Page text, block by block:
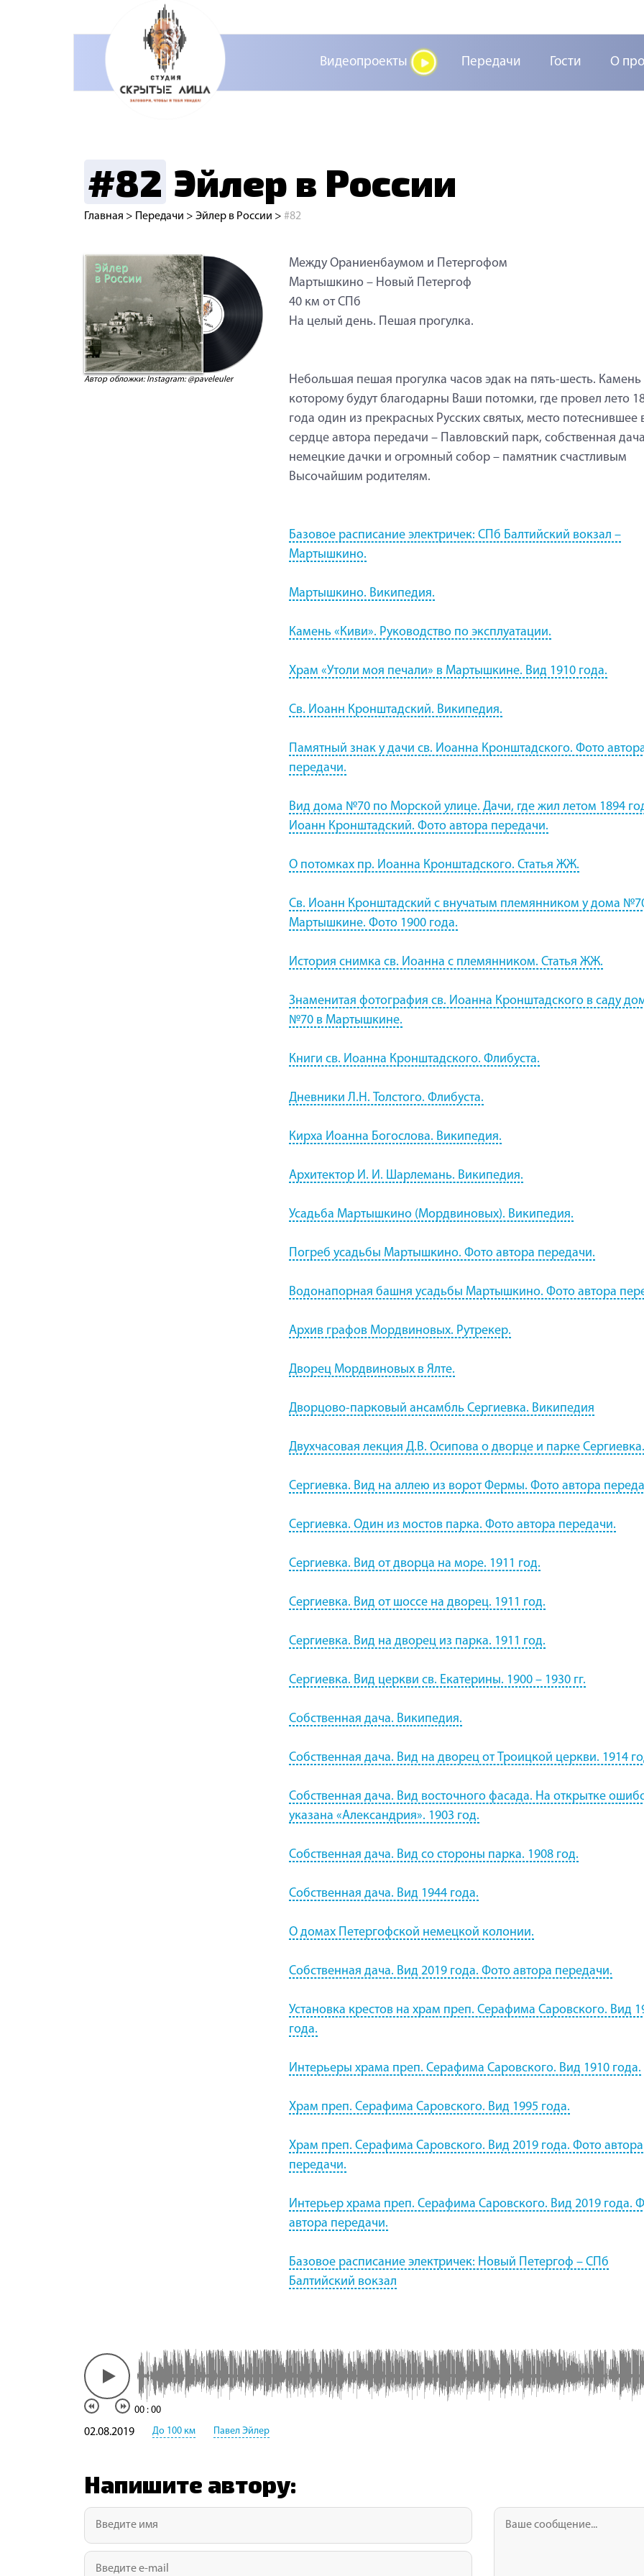
Видеопроекты Передачи Гости О
#82 Эйлер в России
Главная > Передачи > Эйлер в России > #82
Автор обложки: Instagram: @paveleuler
Между Ораниенбаумом и Петергофом
Мартышкино – Новый Петергоф
40 км от СПб
На целый день. Пешая прогулка.
Небольшая пешая прогулка часов эдак на пять-шесть. Камень
которому будут благодарны Ваши потомки, где провел лето
года один из прекрасных Русских святых, место потеснившее
сердце автора передачи – Павловский парк, собственная
немецкие дачки и огромный собор – памятник счастливым
Высочайшим родителям.
Базовое расписание электричек: СПб Балтийский вокзал –
Мартышкино.
Мартышкино. Википедия.
Камень «Киви». Руководство по эксплуатации.
Храм «Утоли моя печали» в Мартышкине. Вид 1910 года.
Св. Иоанн Кронштадский. Википедия.
Памятный знак у дачи св. Иоанна Кронштадского. Фото
передачи.
Вид дома №70 по Морской улице. Дачи, где жил летом 1894
Иоанн Кронштадский. Фото автора передачи.
О потомках пр. Иоанна Кронштадского. Статья ЖЖ.
Св. Иоанн Кронштадский с внучатым племянником у дома
Мартышкине. Фото 1900 года.
История снимка св. Иоанна с племянником. Статья ЖЖ.
Знаменитая фотография св. Иоанна Кронштадского в саду
№70 в Мартышкине.
Книги св. Иоанна Кронштадского. Флибуста.
Дневники Л.Н. Толстого. Флибуста.
Кирха Иоанна Богослова. Википедия.
Архитектор И. И. Шарлемань. Википедия.
Усадьба Мартышкино (Мордвиновых). Википедия.
Погреб усадьбы Мартышкино. Фото автора передачи.
Водонапорная башня усадьбы Мартышкино. Фото автора
Архив графов Мордвиновых. Рутрекер.
Дворец Мордвиновых в Ялте.
Дворцово-парковый ансамбль Сергиевка. Википедия
Двухчасовая лекция Д.В. Осипова о дворце и парке Сергиевка.
Сергиевка. Вид на аллею из ворот Фермы. Фото автора
Сергиевка. Один из мостов парка. Фото автора передачи.
Сергиевка. Вид от дворца на море. 1911 год.
Сергиевка. Вид от шоссе на дворец. 1911 год.
Сергиевка. Вид на дворец из парка. 1911 год.
Сергиевка. Вид церкви св. Екатерины. 1900 – 1930 гг.
Собственная дача. Википедия.
Собственная дача. Вид на дворец от Троицкой церкви. 1914
Собственная дача. Вид восточного фасада. На открытке
указана «Александрия». 1903 год.
Собственная дача. Вид со стороны парка. 1908 год.
Собственная дача. Вид 1944 года.
О домах Петергофской немецкой колонии.
Собственная дача. Вид 2019 года. Фото автора передачи.
Установка крестов на храм преп. Серафима Саровского. Вид
года.
Интерьеры храма преп. Серафима Саровского. Вид 1910 года.
Храм преп. Серафима Саровского. Вид 1995 года.
Храм преп. Серафима Саровского. Вид 2019 года. Фото автора
передачи.
Интерьер храма преп. Серафима Саровского. Вид 2019 года.
автора передачи.
Базовое расписание электричек: Новый Петергоф – СПб
Балтийский вокзал
00 : 00
02.08.2019 До 100 км Павел Эйлер
Напишите автору: